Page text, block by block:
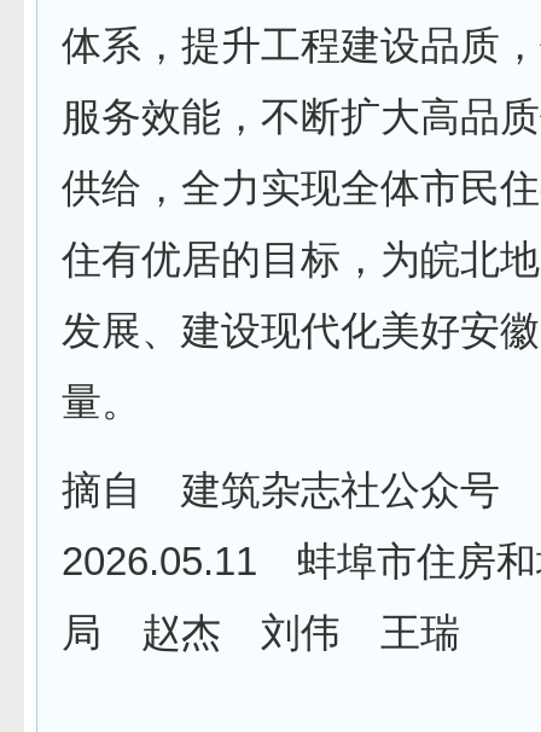
体系，提升工程建设品质
服务效能，不断扩大高品
供给，全力实现全体市民
住有优居的目标，为皖北
发展、建设现代化美好安
量。
摘自 建筑杂志社公众号
2026.05.11 蚌埠市住房
局 赵杰 刘伟 王瑞